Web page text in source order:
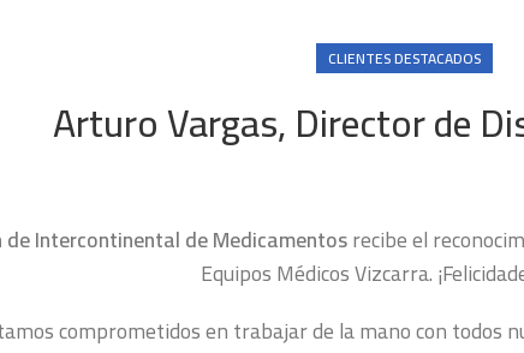
CLIENTES DESTACADOS
Arturo Vargas, Director de
Intercontinental de Medicamentosrecibe el
Equipos Médicos Vizcarra.
comprometidos en trabajar de la mano con